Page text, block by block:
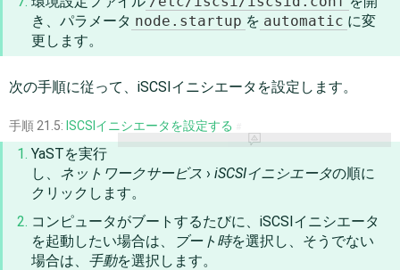
き、パラメータ node.startup を automatic に変
更します。
次の手順に従って、iSCSIイニシエータを設定します。
手順 21.5: ISCSIイニシエータを設定する
YaSTを実行
し、 ネットワークサービス › iSCSIイニシエータの順に
クリックします。
コンピュータがブートするたびに、iSCSIイニシエータ
を起動したい場合は、
ブート時を選択し、そうでない
場合は、 手動を選択します。